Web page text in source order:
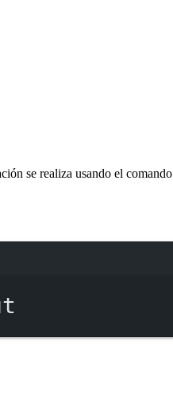
se realiza usando el comando